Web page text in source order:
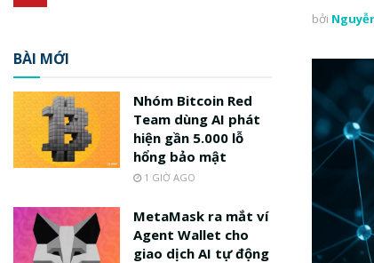
bởi
BÀI MỚI
Nhóm Bitcoin Red
Team dùng AI phát
hiện gần 5.000 lỗ
hổng bảo mật
1 GIỜ AGO
MetaMask ra mắt ví
Agent Wallet cho
giao dịch AI tự động